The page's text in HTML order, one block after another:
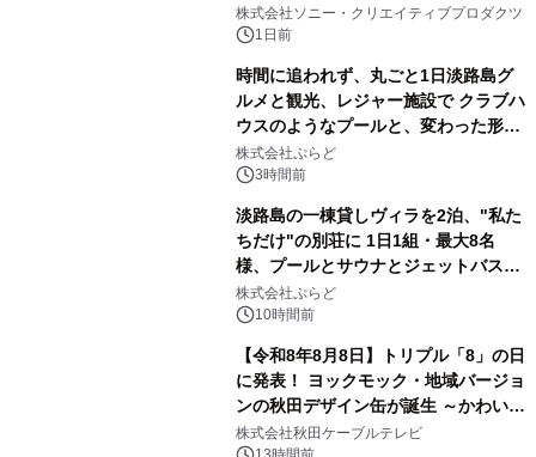
ラボレーション サウナイキタイコラ
ボグッズも発売決定！
株式会社ソニー・クリエイティブプロダクツ
1日前
時間に追われず、丸ごと1日淡路島グ
ルメと観光、レジャー施設で クラブハ
ウスのようなプールと、変わった形の
サウナも 「THE BOXY AWAJI」のお
得な素泊まり連泊プランで
株式会社ぷらど
3時間前
淡路島の一棟貸しヴィラを2泊、"私た
ちだけ"の別荘に 1日1組・最大8名
様、プールとサウナとジェットバス付
きで Villa Mon Temps AWAJIの連泊
素泊りプラン
株式会社ぷらど
10時間前
【令和8年8月8日】トリプル「8」の日
に発表！ ヨックモック・地域バージョ
ンの秋田デザイン缶が誕生 ～かわいい
秋田犬の子犬と秋田の四季と名所を巡
株式会社秋田ケーブルテレビ